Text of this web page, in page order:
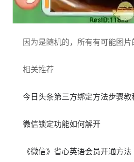
因为是随机的，所有有可能图
相关推荐
今日头条第三方绑定方法步骤教
微信锁定功能如何解开
《微信》省心英语会员开通方法